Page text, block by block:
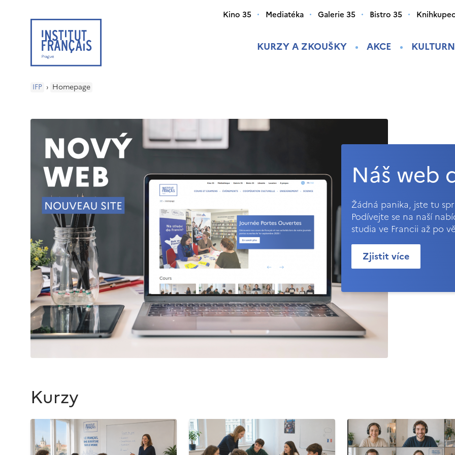
KURZY A ZKOUŠKY AKCE
Kino 35 Mediatéka Galerie 35 Bistro 35
IFP › Homepage
Náš web
Žádná panika, jste tu
Podívejte se na naší
studia ve Francii až po
Zjistit více
Kurzy